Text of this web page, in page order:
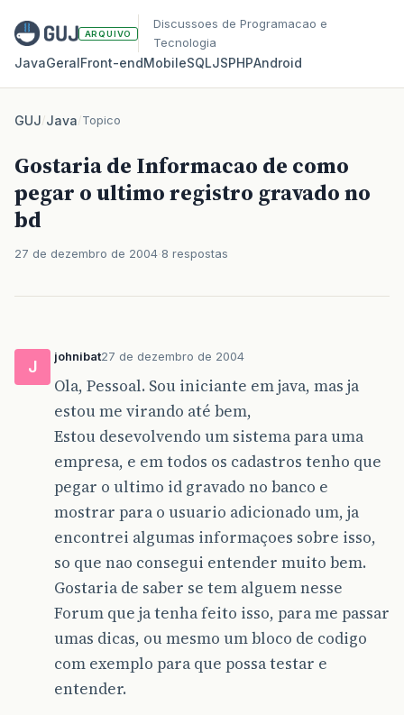
ARQUIVO
Discussoes de Programacao e
Tecnologia
JavaGeralFront‑endMobileSQLJSPHPAndroid
GUJ/Java/Topico
Gostaria de Informacao de como
pegar o ultimo registro gravado no
bd
27 de dezembro de 2004 8 respostas
J
johnibat27 de dezembro de 2004
Ola, Pessoal. Sou iniciante em java, mas ja
estou me virando até bem,
Estou desevolvendo um sistema para uma
empresa, e em todos os cadastros tenho que
pegar o ultimo id gravado no banco e
mostrar para o usuario adicionado um, ja
encontrei algumas informaçoes sobre isso,
so que nao consegui entender muito bem.
Gostaria de saber se tem alguem nesse
Forum que ja tenha feito isso, para me passar
umas dicas, ou mesmo um bloco de codigo
com exemplo para que possa testar e
entender.